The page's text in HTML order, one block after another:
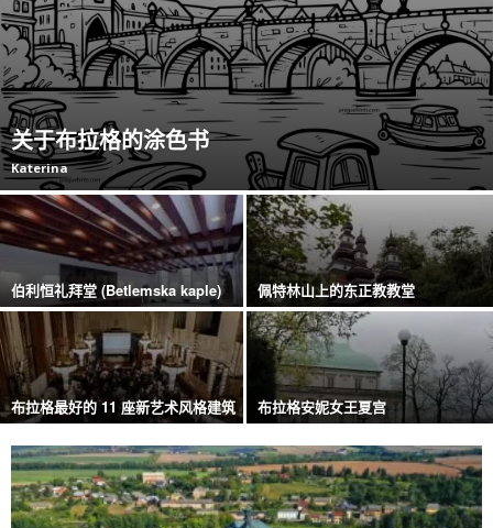
关于布拉格的涂色书
Katerina
伯利恒礼拜堂 (Betlemska kaple) 佩特林山上的东正教教堂
布拉格最好的 11 座新艺术风格建筑 布拉格安妮女王夏宫